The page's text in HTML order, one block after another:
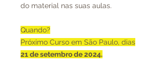
do material nas suas aulas.
Quando?
Próximo Curso em São Paulo, dias
21 de setembro de 2024.